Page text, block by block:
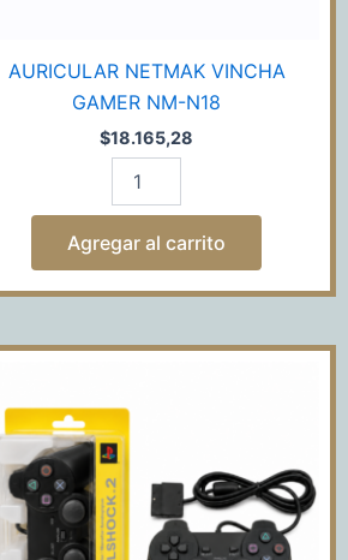
AURICULAR NETMAK VINCHA
GAMER NM-N18
$18.165,28
Agregar al carrito
PS2
CON
MARCA
cantidad